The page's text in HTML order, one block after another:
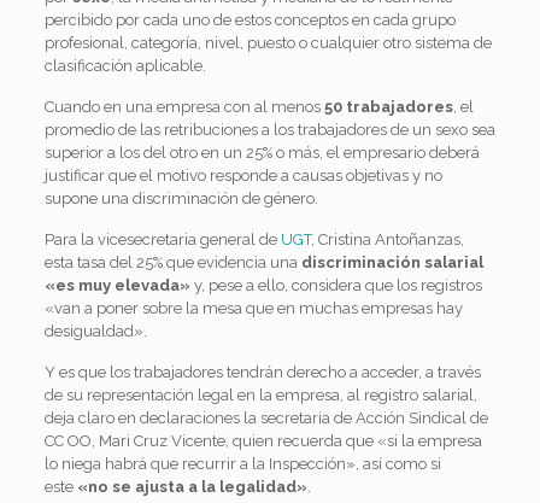
percibido por cada uno de estos conceptos en cada grupo
profesional, categoría, nivel, puesto o cualquier otro sistema de
clasificación aplicable.
Cuando en una empresa con al menos 50 trabajadores, el
promedio de las retribuciones a los trabajadores de un sexo sea
superior a los del otro en un 25% o más, el empresario deberá
justificar que el motivo responde a causas objetivas y no
supone una discriminación de género.
Para la vicesecretaria general de UGT, Cristina Antoñanzas,
esta tasa del 25% que evidencia unadiscriminación salarial
«es muy elevada» y, pese a ello, considera que los registros
«van a poner sobre la mesa que en muchas empresas hay
desigualdad».
Y es que los trabajadores tendrán derecho a acceder, a través
de su representación legal en la empresa, al registro salarial,
deja claro en declaraciones la secretaria de Acción Sindical de
CC OO, Mari Cruz Vicente, quien recuerda que «si la empresa
lo niega habrá que recurrir a la Inspección», así como si
este «no se ajusta a la legalidad».